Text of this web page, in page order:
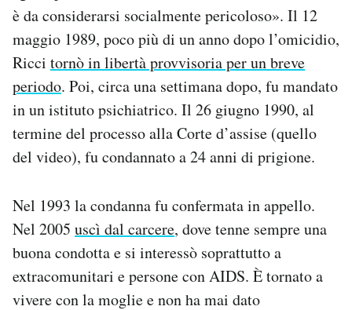
è da considerarsi socialmente pericoloso». Il 12
maggio 1989, poco più di un anno dopo l’omicidio,
Ricci tornò in libertà provvisoria per un breve
periodo. Poi, circa una settimana dopo, fu mandato
in un istituto psichiatrico. Il 26 giugno 1990, al
termine del processo alla Corte d’assise (quello
del video), fu condannato a 24 anni di prigione.
Nel 1993 la condanna fu confermata in appello.
Nel 2005 uscì dal carcere, dove tenne sempre una
buona condotta e si interessò soprattutto a
extracomunitari e persone con AIDS. È tornato a
vivere con la moglie e non ha mai dato